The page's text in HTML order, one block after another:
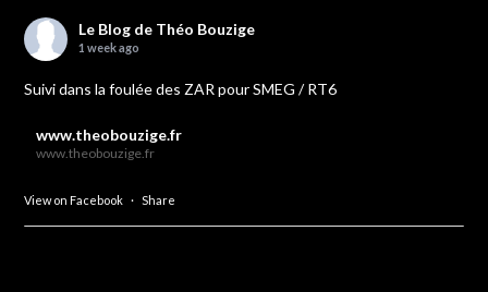
Le Blog de Théo Bouzige
1 week ago
Suivi dans la foulée des ZAR pour SMEG / RT6
www.theobouzige.fr
www.theobouzige.fr
View on Facebook · Share